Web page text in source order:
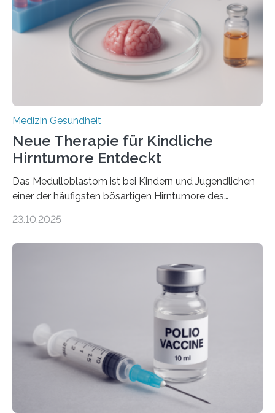
Rhythmusstörungen reduzieren lassen. Würzburg. Die
hypertrophe Kardiomyopathie (HCM) ist die häufigste
erblich bedingte Herzerkrankung. Sie führt dazu, dass
sich die linke Herzkammer verdickt, der Herzmuskel zu
stark kontrahiert…
Medizin Gesundheit
Neue Therapie für Kindliche
Hirntumore Entdeckt
Das Medulloblastom ist bei Kindern und Jugendlichen
einer der häufigsten bösartigen Hirntumore des
Betroffenen können mit heutigen Methoden geheilt
Dringend benötigt werden zielgerichtete Therapien, die
nur Tumorschwachstellen angreifen und normales
Gewebe verschonen. Forschende um Daniel Merk vom
Hertie-Institut für klinische Hirnforschung am
Universitätsklinikum Tübingen haben eine solche
Schwachstelle im Erbgut einer Untergruppe des
Medulloblastoms gefunden. Die Wilhelm Sander-
Stiftung unterstützte das Projekt…
23.10.2025